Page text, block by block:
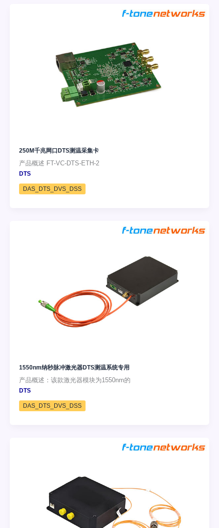
250M千兆网口DTS测温采集卡
产品概述 FT-VC-DTS-ETH-2
DTS
DAS_DTS_DVS_DSS
1550nm纳秒脉冲激光器DTS测温系统专用
产品概述：该款激光器模块为1550nm的
DTS
DAS_DTS_DVS_DSS